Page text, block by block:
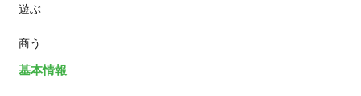
カフェ
遊ぶ
商う
基本情報